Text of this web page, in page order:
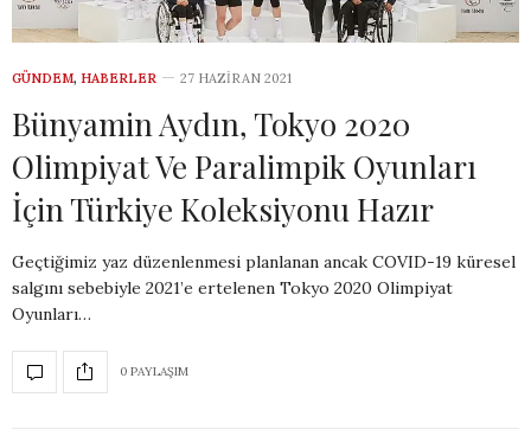
GÜNDEM, HABERLER 27 HAZIRAN 2021
Bünyamin Aydın, Tokyo 2020
Olimpiyat Ve Paralimpik Oyunları
İçin Türkiye Koleksiyonu Hazır
Geçtiğimiz yaz düzenlenmesi planlanan ancak COVID-19 küresel
salgını sebebiyle 2021’e ertelenen Tokyo 2020 Olimpiyat
Oyunları…
0 PAYLAŞIM